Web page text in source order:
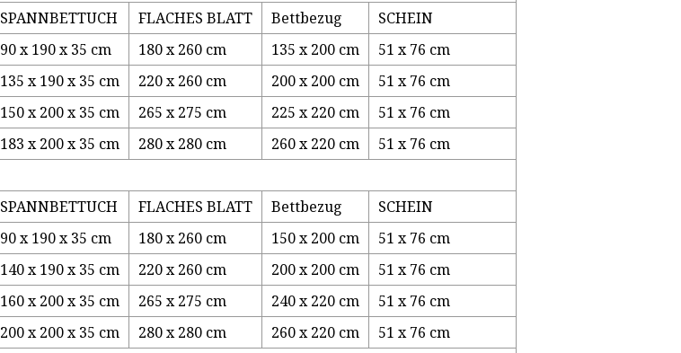
SPANNBETTUCH FLACHES BLATT Bettbezug
SCHEIN
90 x 190 x 35 cm 180 x 260 cm 135 x 200 cm
51 x 76 cm
135 x 190 x 35 cm 220 x 260 cm 200 x 200 cm
51 x 76 cm
150 x 200 x 35 cm 265 x 275 cm 225 x 220 cm
51 x 76 cm
183 x 200 x 35 cm 280 x 280 cm 260 x 220 cm
51 x 76 cm
SPANNBETTUCH FLACHES BLATT Bettbezug
SCHEIN
90 x 190 x 35 cm 180 x 260 cm 150 x 200 cm
51 x 76 cm
140 x 190 x 35 cm 220 x 260 cm 200 x 200 cm
51 x 76 cm
160 x 200 x 35 cm 265 x 275 cm 240 x 220 cm
51 x 76 cm
200 x 200 x 35 cm 280 x 280 cm 260 x 220 cm
51 x 76 cm